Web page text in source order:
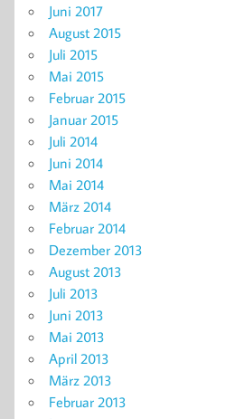
Juni 2017
August 2015
Juli 2015
Mai 2015
Februar 2015
Januar 2015
Juli 2014
Juni 2014
Mai 2014
März 2014
Februar 2014
Dezember 2013
August 2013
Juli 2013
Juni 2013
Mai 2013
April 2013
März 2013
Februar 2013